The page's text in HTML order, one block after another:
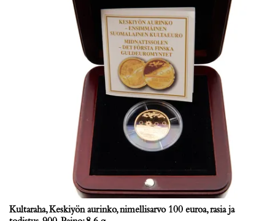
Kultaraha, Keskiyön aurinko, nimellisarvo 100 euroa, rasia ja